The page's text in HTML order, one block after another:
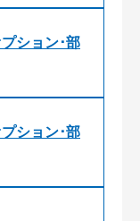
ション･部
ション･部